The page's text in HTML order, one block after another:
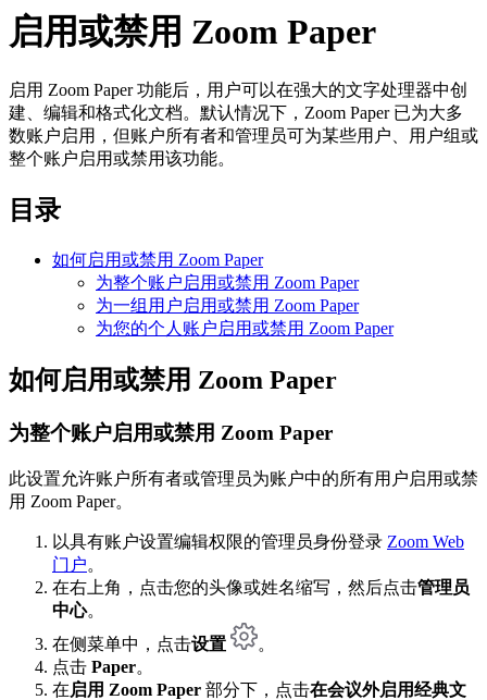
启用或禁用 Zoom Paper
启用 Zoom Paper 功能后，用户可以在强大的文字处理器中创
建、编辑和格式化文档。默认情况下，Zoom Paper 已为大多
数账户启用，但账户所有者和管理员可为某些用户、用户组或
整个账户启用或禁用该功能。
目录
如何启用或禁用 Zoom Paper
为整个账户启用或禁用 Zoom Paper
为一组用户启用或禁用 Zoom Paper
为您的个人账户启用或禁用 Zoom Paper
如何启用或禁用 Zoom Paper
为整个账户启用或禁用 Zoom Paper
此设置允许账户所有者或管理员为账户中的所有用户启用或禁
用 Zoom Paper。
以具有账户设置编辑权限的管理员身份登录 Zoom Web
门户。
在右上角，点击您的头像或姓名缩写，然后点击管理员
中心。
在侧菜单中，点击设置
。
点击 Paper。
在启用 Zoom Paper 部分下，点击在会议外启用经典文